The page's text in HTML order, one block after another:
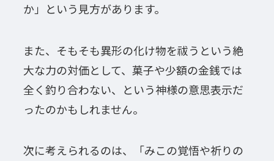
か」という見方があります。
また、そもそも異形の化け物を祓うという絶
大な力の対価として、菓子や少額の金銭では
全く釣り合わない、という神様の意思表示だ
ったのかもしれません。
次に考えられるのは、「みこの覚悟や祈りの